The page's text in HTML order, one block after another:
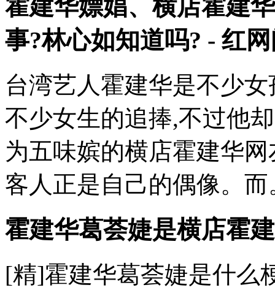
霍建华嫖娼、横店霍建
事?林心如知道吗? - 红
台湾艺人霍建华是不少
不少女生的追捧,不过他
为五味嫔的横店霍建华
客人正是自己的偶像。而
霍建华葛荟婕是横店霍
[精]霍建华葛荟婕是什么